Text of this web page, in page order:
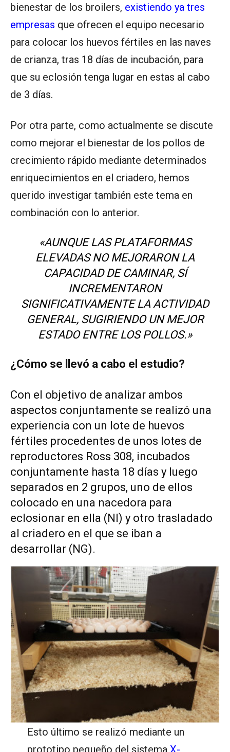
bienestar de los broilers, existiendo ya tres
empresas que ofrecen el equipo necesario
para colocar los huevos fértiles en las naves
de crianza, tras 18 días de incubación, para
que su eclosión tenga lugar en estas al cabo
de 3 días.
Por otra parte, como actualmente se discute
como mejorar el bienestar de los pollos de
crecimiento rápido mediante determinados
enriquecimientos en el criadero, hemos
querido investigar también este tema en
combinación con lo anterior.
«AUNQUE LAS PLATAFORMAS
ELEVADAS NO MEJORARON LA
CAPACIDAD DE CAMINAR, SÍ
INCREMENTARON
SIGNIFICATIVAMENTE LA ACTIVIDAD
GENERAL, SUGIRIENDO UN MEJOR
ESTADO ENTRE LOS POLLOS.»
¿Cómo se llevó a cabo el estudio?
Con el objetivo de analizar ambos
aspectos conjuntamente se realizó una
experiencia con un lote de huevos
fértiles procedentes de unos lotes de
reproductores Ross 308, incubados
conjuntamente hasta 18 días y luego
separados en 2 grupos, uno de ellos
colocado en una nacedora para
eclosionar en ella (NI) y otro trasladado
al criadero en el que se iban a
desarrollar (NG).
Esto último se realizó mediante un
prototipo pequeño del sistema X-